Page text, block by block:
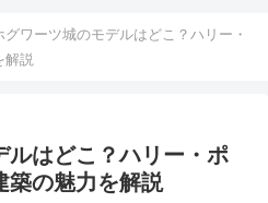
グワーツ城のモデルはどこ？ハリー・
解説
ルはどこ？ハリー・ポ
築の魅力を解説